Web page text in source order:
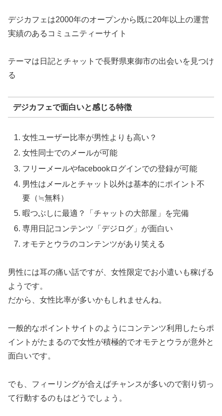
デジカフェは2000年のオープンから既に20年以上の運営
実績のあるコミュニティーサイト
テーマは日記とチャットで長野県東御市の出会いを見つけ
る
デジカフェで面白いと感じる特徴
女性ユーザー比率が男性よりも高い？
女性同士でのメールが可能
フリーメールやfacebookログインでの登録が可能
男性はメールとチャット以外は基本的にポイント不
要（≒無料）
暇つぶしに最適？「チャットの大部屋」を完備
専用日記コンテンツ「デジログ」が面白い
オモテとウラのコンテンツがあり笑える
男性には耳の痛い話ですが、女性限定でお小遣いも稼げる
ようです。
だから、女性比率が多いかもしれませんね。
一般的なポイントサイトのようにコンテンツ利用したらポ
イントがたまるので女性が積極的でオモテとウラが意外と
面白いです。
でも、フィーリングが合えばチャンスが多いので割り切っ
て行動するのもはどうでしょう。